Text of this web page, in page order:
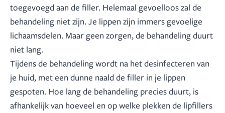
toegevoegd aan de filler. Helemaal gevoelloos zal de
behandeling niet zijn. Je lippen zijn immers gevoelige
lichaamsdelen. Maar geen zorgen, de behandeling duurt
niet lang.
Tijdens de behandeling wordt na het desinfecteren van
je huid, met een dunne naald de filler in je lippen
gespoten. Hoe lang de behandeling precies duurt, is
afhankelijk van hoeveel en op welke plekken de lipfillers